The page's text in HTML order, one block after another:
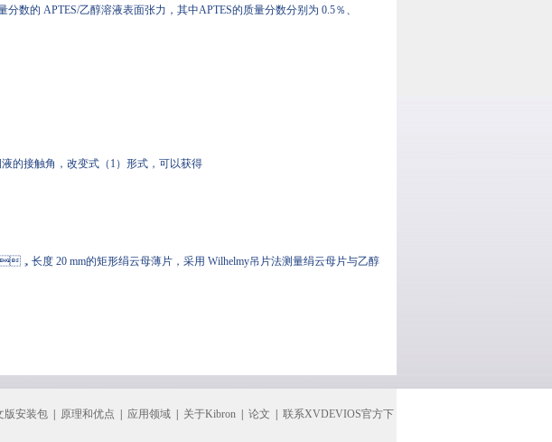
数的 APTES/乙醇溶液表面张力，其中APTES的质量分数分别为 0.5％、
接触角，改变式（1）形式，可以获得
，长度 20 mm的矩形绢云母薄片，采用 Wilhelmy吊片法测量绢云母片与乙醇
版安装包 原理和优点 应用领域 关于Kibron 论文
联系XVDEVIOS官方下